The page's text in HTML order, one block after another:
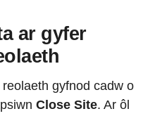
ar gyfer
gyfnod cadw o
Close Site. Ar ôl